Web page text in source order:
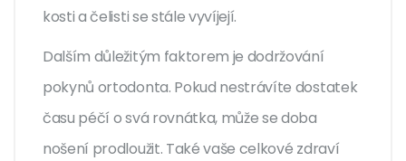
kosti a čelisti se stále vyvíjejí.
Dalším důležitým faktorem je dodržování
pokynů ortodonta. Pokud nestrávíte dostatek
času péčí o svá rovnátka, může se doba
nošení prodloužit. Také vaše celkové zdraví